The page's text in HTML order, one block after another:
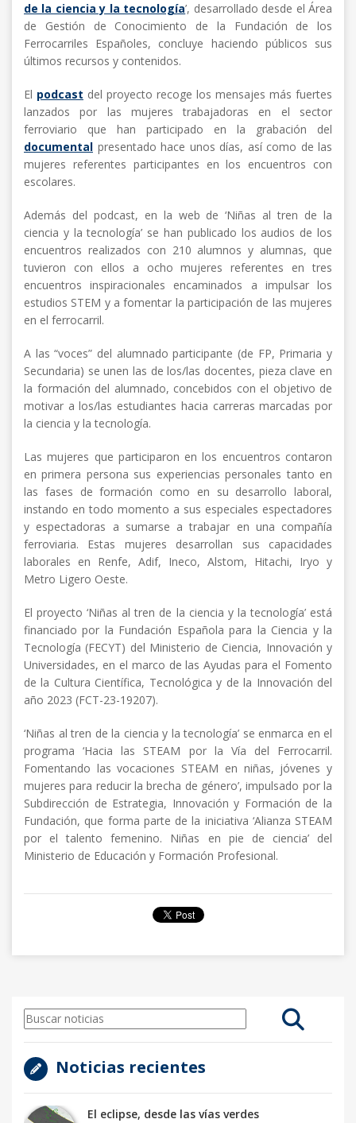
de la ciencia y la tecnología’, desarrollado desde el Área
de Gestión de Conocimiento de la Fundación de los
Ferrocarriles Españoles, concluye haciendo públicos sus
últimos recursos y contenidos.
El podcast del proyecto recoge los mensajes más fuertes
lanzados por las mujeres trabajadoras en el sector
ferroviario que han participado en la grabación del
documental presentado hace unos días, así como de las
mujeres referentes participantes en los encuentros con
escolares.
Además del podcast, en la web de ‘Niñas al tren de la
ciencia y la tecnología’ se han publicado los audios de los
encuentros realizados con 210 alumnos y alumnas, que
tuvieron con ellos a ocho mujeres referentes en tres
encuentros inspiracionales encaminados a impulsar los
estudios STEM y a fomentar la participación de las mujeres
en el ferrocarril.
A las “voces” del alumnado participante (de FP, Primaria y
Secundaria) se unen las de los/las docentes, pieza clave en
la formación del alumnado, concebidos con el objetivo de
motivar a los/las estudiantes hacia carreras marcadas por
la ciencia y la tecnología.
Las mujeres que participaron en los encuentros contaron
en primera persona sus experiencias personales tanto en
las fases de formación como en su desarrollo laboral,
instando en todo momento a sus especiales espectadores
y espectadoras a sumarse a trabajar en una compañía
ferroviaria. Estas mujeres desarrollan sus capacidades
laborales en Renfe, Adif, Ineco, Alstom, Hitachi, Iryo y
Metro Ligero Oeste.
El proyecto ‘Niñas al tren de la ciencia y la tecnología’ está
financiado por la Fundación Española para la Ciencia y la
Tecnología (FECYT) del Ministerio de Ciencia, Innovación y
Universidades, en el marco de las Ayudas para el Fomento
de la Cultura Científica, Tecnológica y de la Innovación del
año 2023 (FCT-23-19207).
‘Niñas al tren de la ciencia y la tecnología’ se enmarca en el
programa ‘Hacia las STEAM por la Vía del Ferrocarril.
Fomentando las vocaciones STEAM en niñas, jóvenes y
mujeres para reducir la brecha de género’, impulsado por la
Subdirección de Estrategia, Innovación y Formación de la
Fundación, que forma parte de la iniciativa ‘Alianza STEAM
por el talento femenino. Niñas en pie de ciencia’ del
Ministerio de Educación y Formación Profesional.
Noticias recientes
El eclipse, desde las vías verdes